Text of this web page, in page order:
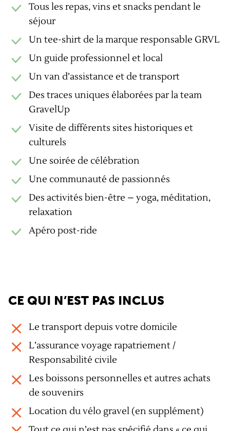
Tous les repas, vins et snacks pendant le
séjour
Un tee-shirt de la marque responsable GRVL
Un guide professionnel et local
Un van d’assistance et de transport
Des traces uniques élaborées par la team
GravelUp
Visite de différents sites historiques et
culturels
Une soirée de célébration
Une communauté de passionnés
Des activités bien-être – yoga, méditation,
relaxation
Apéro post-ride
CE QUI N’EST PAS INCLUS
Le transport depuis votre domicile
L’assurance voyage rapatriement /
Responsabilité civile
Les boissons personnelles et autres achats
de souvenirs
Location du vélo gravel (en supplément)